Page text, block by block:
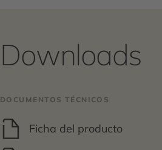
Downloads
DOCUMENTOS TÉCNICOS
Ficha del producto